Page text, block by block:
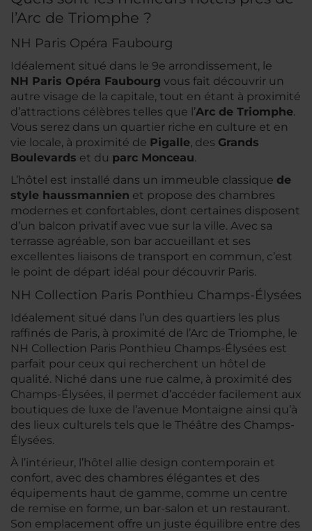
l’Arc de Triomphe ?
NH Paris Opéra Faubourg
Idéalement situé dans le 9e arrondissement, le
NH Paris Opéra Faubourg vous fait découvrir un
autre visage de la capitale, tout en étant à proximité
d’attractions célèbres telles que l’Arc de Triomphe.
Vous serez dans un quartier riche en culture et en
vie locale, à proximité de Pigalle, des Grands
Boulevards et du parc Monceau.
L’hôtel est installé dans un immeuble classique de
style haussmannien et propose des chambres
modernes et confortables, dont certaines disposent
d’un balcon privatif avec vue sur la ville. Avec sa
terrasse agréable, son bar accueillant et ses
excellentes liaisons de transport en commun, c’est
le point de départ idéal pour découvrir Paris.
NH Collection Paris Ponthieu Champs-Élysées
Idéalement situé dans l’un des quartiers les plus
raffinés de Paris, à proximité de l’Arc de Triomphe, le
NH Collection Paris Ponthieu Champs-Élysées est
parfait pour ceux qui recherchent un hôtel de
qualité. Niché dans une rue calme, à proximité des
Champs-Élysées, il permet d’accéder facilement aux
boutiques de luxe de l’avenue Montaigne ainsi qu’à
des lieux culturels tels que le Théâtre des Champs-
Élysées.
À l’intérieur, l’hôtel allie design contemporain et
confort, avec des chambres élégantes et des
équipements haut de gamme, comme un centre
de remise en forme, un bar-salon et un restaurant.
Son emplacement offre un juste équilibre entre des